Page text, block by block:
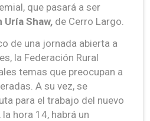
que pasará a ser
Uría Shaw, de Cerro Largo.
de una jornada abierta a
la Federación Rural
temas que preocupan a
A su vez, se
para el trabajo del nuevo
hora 14, habrá un